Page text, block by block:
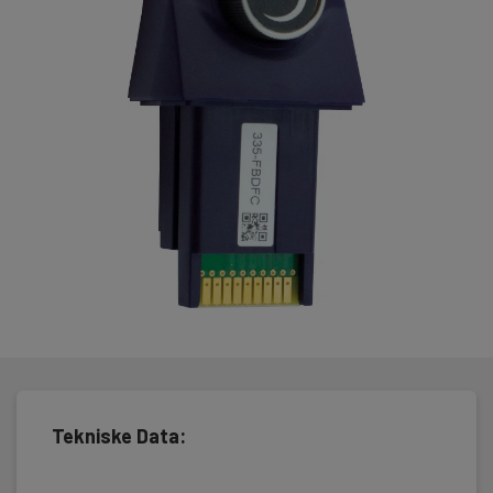
differansetrykkmanometre i S46XXST-serien.
Tekniske Data: